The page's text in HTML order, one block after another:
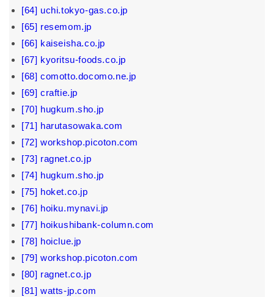
[64] uchi.tokyo-gas.co.jp
[65] resemom.jp
[66] kaiseisha.co.jp
[67] kyoritsu-foods.co.jp
[68] comotto.docomo.ne.jp
[69] craftie.jp
[70] hugkum.sho.jp
[71] harutasowaka.com
[72] workshop.picoton.com
[73] ragnet.co.jp
[74] hugkum.sho.jp
[75] hoket.co.jp
[76] hoiku.mynavi.jp
[77] hoikushibank-column.com
[78] hoiclue.jp
[79] workshop.picoton.com
[80] ragnet.co.jp
[81] watts-jp.com